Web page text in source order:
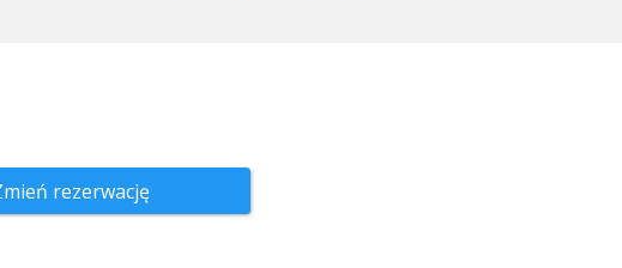
rezerwację